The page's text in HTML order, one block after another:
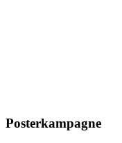
Posterkampagne